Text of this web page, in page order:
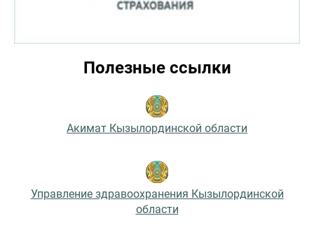
Полезные ссылки
Акимат Кызылординской области
Управление здравоохранения Кызылординской
области